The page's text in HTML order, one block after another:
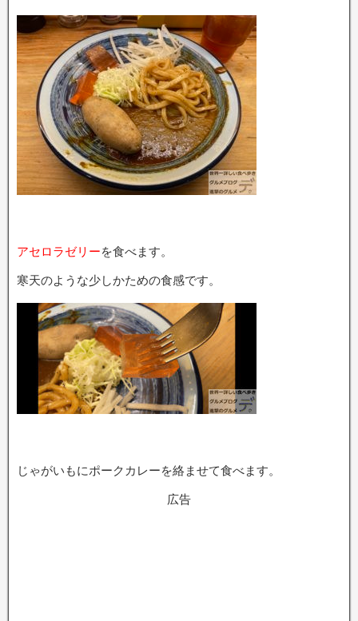
アセロラゼリーを食べます。
寒天のような少しかための食感です。
じゃがいもにポークカレーを絡ませて食べます。
広告